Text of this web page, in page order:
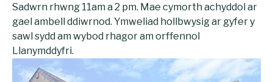
Sadwrn rhwng 11am a 2 pm. Mae cymorth achyddol ar
gael ambell ddiwrnod. Ymweliad hollbwysig ar gyfer y
sawl sydd am wybod rhagor am orffennol
Llanymddyfri.